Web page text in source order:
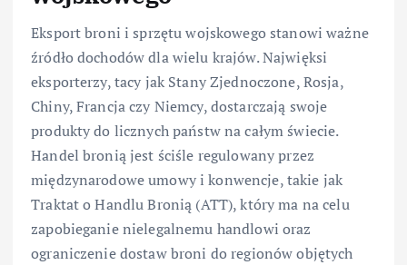
Eksport broni i sprzętu wojskowego stanowi ważne
źródło dochodów dla wielu krajów. Najwięksi
eksporterzy, tacy jak Stany Zjednoczone, Rosja,
Chiny, Francja czy Niemcy, dostarczają swoje
produkty do licznych państw na całym świecie.
Handel bronią jest ściśle regulowany przez
międzynarodowe umowy i konwencje, takie jak
Traktat o Handlu Bronią (ATT), który ma na celu
zapobieganie nielegalnemu handlowi oraz
ograniczenie dostaw broni do regionów objętych